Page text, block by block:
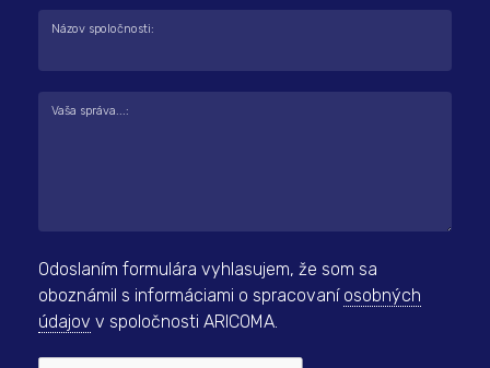
Názov spoločnosti:
Vaša správa...:
Odoslaním formulára vyhlasujem, že som sa
oboznámil s informáciami o spracovaní osobných
údajov v spoločnosti ARICOMA.